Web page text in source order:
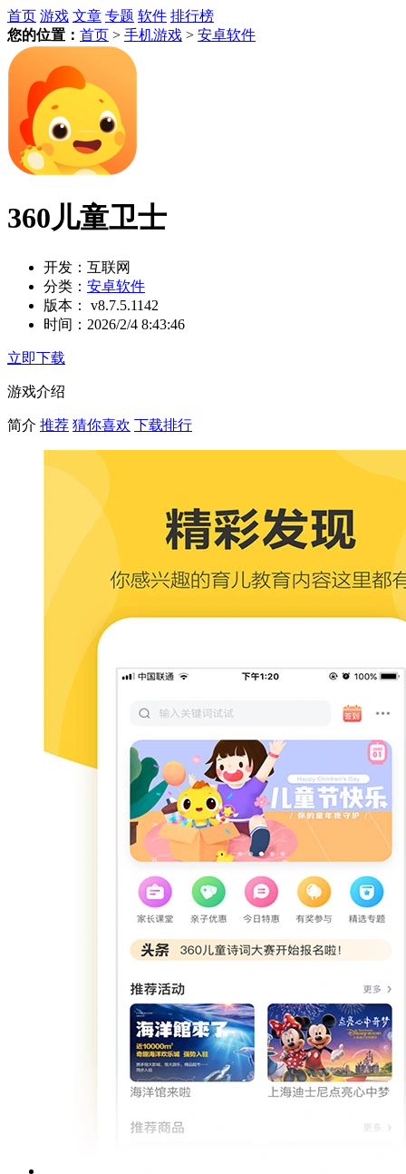
首页 游戏 文章 专题 软件 排行榜
您的位置： 首页 > 手机游戏 > 安卓软件
360儿童卫士
开发： 互联网
分类： 安卓软件
版本：
v8.7.5.1142
时间： 2026/2/4 8:43:46
立即下载
游戏介绍
简介 推荐 猜你喜欢 下载排行